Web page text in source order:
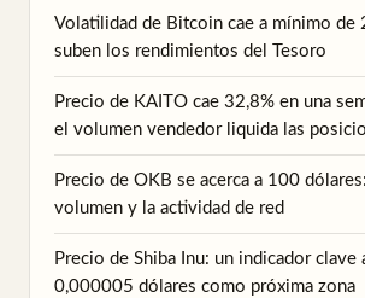
Volatilidad de Bitcoin cae a mínimo de
suben los rendimientos del Tesoro
Precio de KAITO cae 32,8% en una
el volumen vendedor liquida las
Precio de OKB se acerca a 100
volumen y la actividad de red
Precio de Shiba Inu: un indicador clave
0,000005 dólares como próxima zona